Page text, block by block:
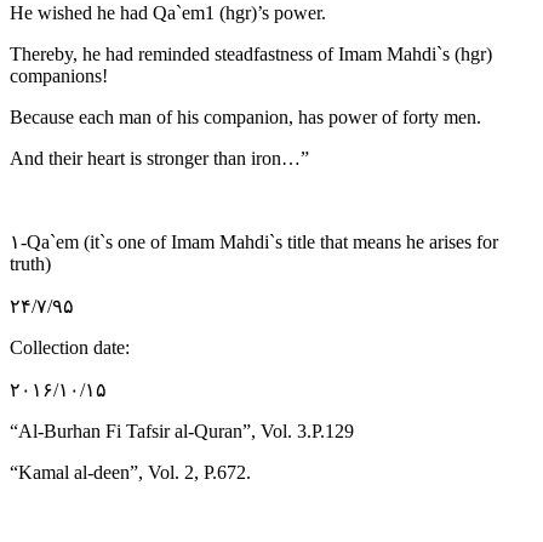
He wished he had Qa`em1 (hgr)’s power.
Thereby, he had reminded steadfastness of Imam Mahdi`s (hgr)
companions!
Because each man of his companion, has power of forty men.
And their heart is stronger than iron…”
۱-Qa`em (it`s one of Imam Mahdi`s title that means he arises for
truth)
۲۴/۷/۹۵
Collection date:
۲۰۱۶/۱۰/۱۵
“Al-Burhan Fi Tafsir al-Quran”, Vol. 3.P.129
“Kamal al-deen”, Vol. 2, P.672.